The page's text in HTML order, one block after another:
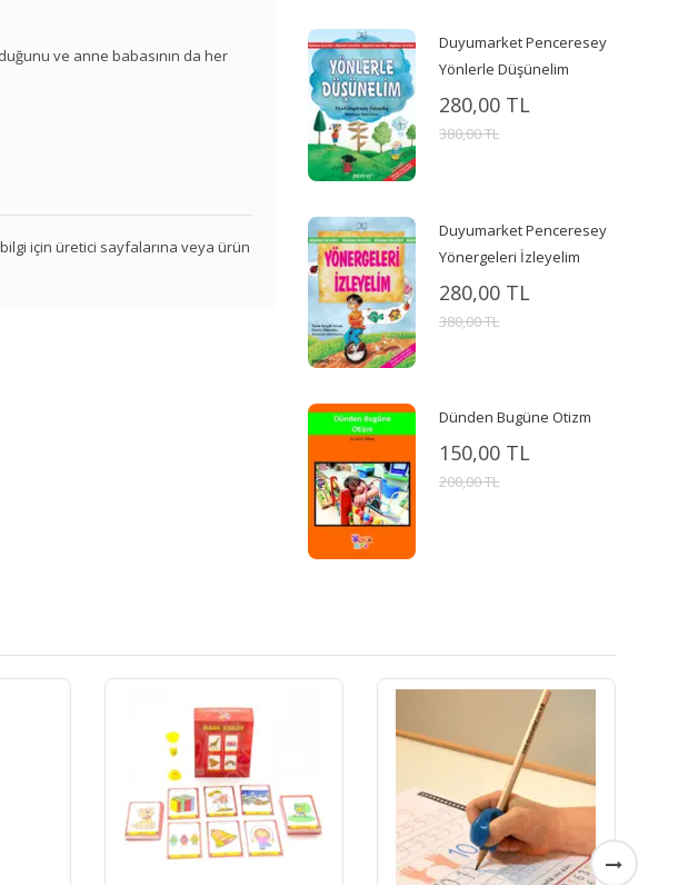
ve anne babasının da her
için üretici sayfalarına veya ürün
Duyumarket Penceresey
Yönlerle Düşünelim
280,00 TL
380,00 TL
Duyumarket Penceresey
Yönergeleri İzleyelim
280,00 TL
380,00 TL
Dünden Bugüne Otizm
150,00 TL
200,00 TL